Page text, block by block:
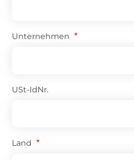
Unternehmen
USt-IdNr.
Land